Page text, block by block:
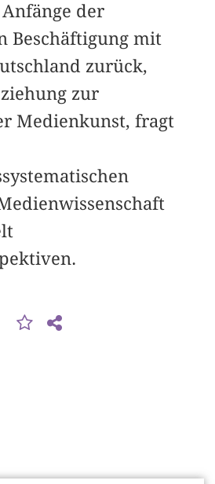
der
Beschäftigung mit
zurück,
zur
Medienkunst, fragt